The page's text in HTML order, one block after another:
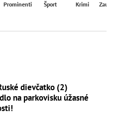
Prominenti Šport Krimi
dievčatko (2)
na parkovisku úžasné